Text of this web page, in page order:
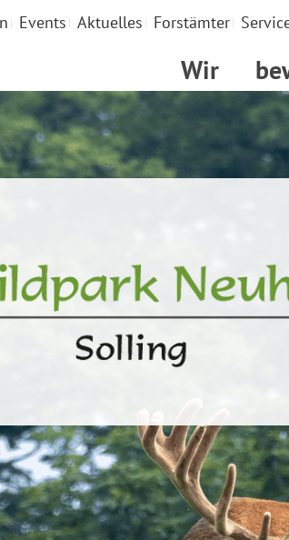
Events Aktuelles Forstämter
Wir